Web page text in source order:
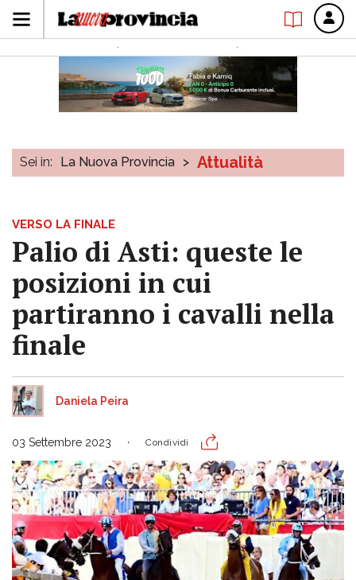
Sei in: La Nuova Provincia > Attualità
VERSO LA FINALE
Palio di Asti: queste le
posizioni in cui
partiranno i cavalli nella
finale
Daniela Peira
03 Settembre 2023 Condividi